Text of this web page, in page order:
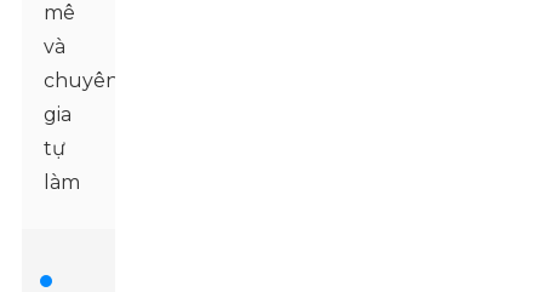
mê
và
chuyên
gia
tự
làm